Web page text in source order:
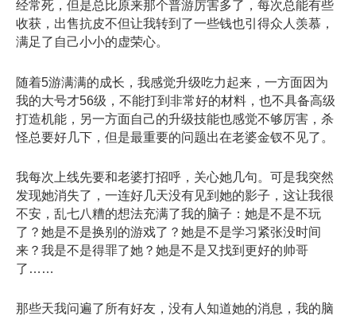
经常死，但是总比原来那个普游厉害多了，每次总能有些
收获，出售抗皮不但让我转到了一些钱也引得众人羡慕，
满足了自己小小的虚荣心。
随着5游满满的成长，我感觉升级吃力起来，一方面因为
我的大号才56级，不能打到非常好的材料，也不具备高级
打造机能，另一方面自己的升级技能也感觉不够厉害，杀
怪总要好几下，但是最重要的问题出在老婆金钗不见了。
我每次上线先要和老婆打招呼，关心她几句。可是我突然
发现她消失了，一连好几天没有见到她的影子，这让我很
不安，乱七八糟的想法充满了我的脑子：她是不是不玩
了？她是不是换别的游戏了？她是不是学习紧张没时间
来？我是不是得罪了她？她是不是又找到更好的帅哥
了……
那些天我问遍了所有好友，没有人知道她的消息，我的脑